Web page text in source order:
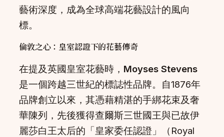
藝術深度，成為全球高端花藝設計的風向
標。
倫敦之心：皇室認證下的花藝傳奇
在提及英國皇室花藝時， Moyses Stevens
是一個跨越三世紀的標誌性品牌。自1876年
品牌創立以來，其憑藉精湛的手綁花束及奢
華陳列，先後獲得查爾斯三世國王與已故伊
麗莎白王太后的「皇家委任認證」（Royal